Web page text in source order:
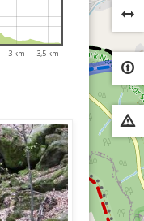
3 km 3,5 km